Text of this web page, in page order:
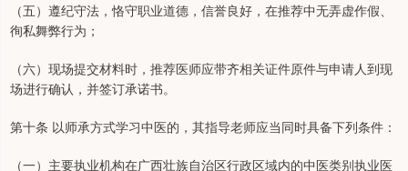
（五）遵纪守法，恪守职业道德，信誉良好，在推荐中无弄虚作假、
徇私舞弊行为；
（六）现场提交材料时，推荐医师应带齐相关证件原件与申请人到现
场进行确认，并签订承诺书。
第十条 以师承方式学习中医的，其指导老师应当同时具备下列条件：
（一）主要执业机构在广西壮族自治区行政区域内的中医类别执业医